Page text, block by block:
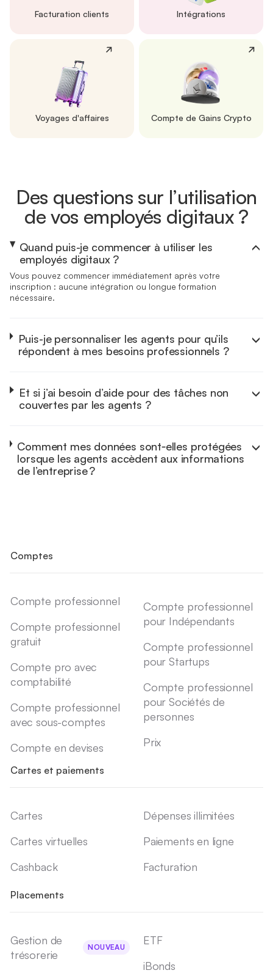
Facturation clients Intégrations
Voyages d'affaires Compte de Gains Crypto
Des questions sur l’utilisation
de vos employés digitaux ?
Quand puis-je commencer à utiliser les
employés digitaux ?
Vous pouvez commencer immédiatement après votre
inscription : aucune intégration ou longue formation
nécessaire.
Puis-je personnaliser les agents pour qu’ils
répondent à mes besoins professionnels ?
Et si j’ai besoin d’aide pour des tâches non
couvertes par les agents ?
Comment mes données sont‑elles protégées
lorsque les agents accèdent aux informations
de l’entreprise ?
Comptes
Compte professionnel
Compte professionnel
gratuit
Compte pro avec
comptabilité
Compte professionnel
avec sous-comptes
Compte en devises
Compte professionnel
pour Indépendants
Compte professionnel
pour Startups
Compte professionnel
pour Sociétés de
personnes
Prix
Cartes et paiements
Cartes
Cartes virtuelles
Cashback
Dépenses illimitées
Paiements en ligne
Facturation
Placements
Gestion de
trésorerie
NOUVEAU
ETF
iBonds